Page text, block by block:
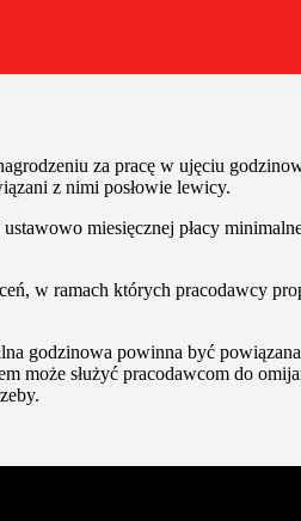
za pracę w ujęciu
z nimi posłowie lewicy.
miesięcznej płacy
w ramach których pracodawcy
godzinowa powinna być
może służyć pracodawcom do